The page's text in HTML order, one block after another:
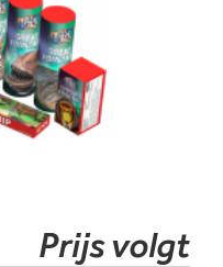
Prijs volgt